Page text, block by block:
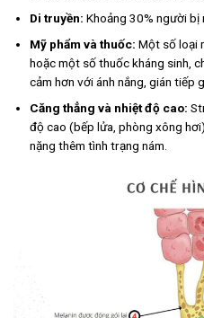
Di truyền: Khoảng 30% người bị
Mỹ phẩm và thuốc: Một số loại
hoặc một số thuốc kháng sinh,
cảm hơn với ánh nắng, gián tiếp
Căng thẳng và nhiệt độ cao:
độ cao (bếp lửa, phòng xông
nặng thêm tình trạng nám.